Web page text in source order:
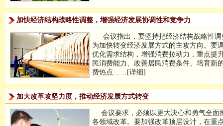
加快经济结构战略性调整，增强经济发展协调性和竞争力
会议指出，要坚持把经济结构战略性调
为加快转变经济发展方式的主攻方向。要
优化需求结构，增强消费拉动力，重点提
民消费能力、改善居民消费条件、培育新
费热点……[详细]
加大改革攻坚力度，推动经济发展方式转变
会议要求，必须以更大决心和勇气全面
各领域改革。要加强改革顶层设计，在重